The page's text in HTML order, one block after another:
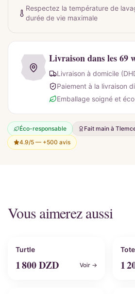
Respectez la température de
durée de vie maximale
Livraison dans les 69
Livraison à domicile
Paiement à la livraison
Emballage soigné et
Éco-responsable
Fait main à
4.9/5 — +500 avis
Vous aimerez aussi
Personnalisable
Turtle
1 800DZD Voir → 1